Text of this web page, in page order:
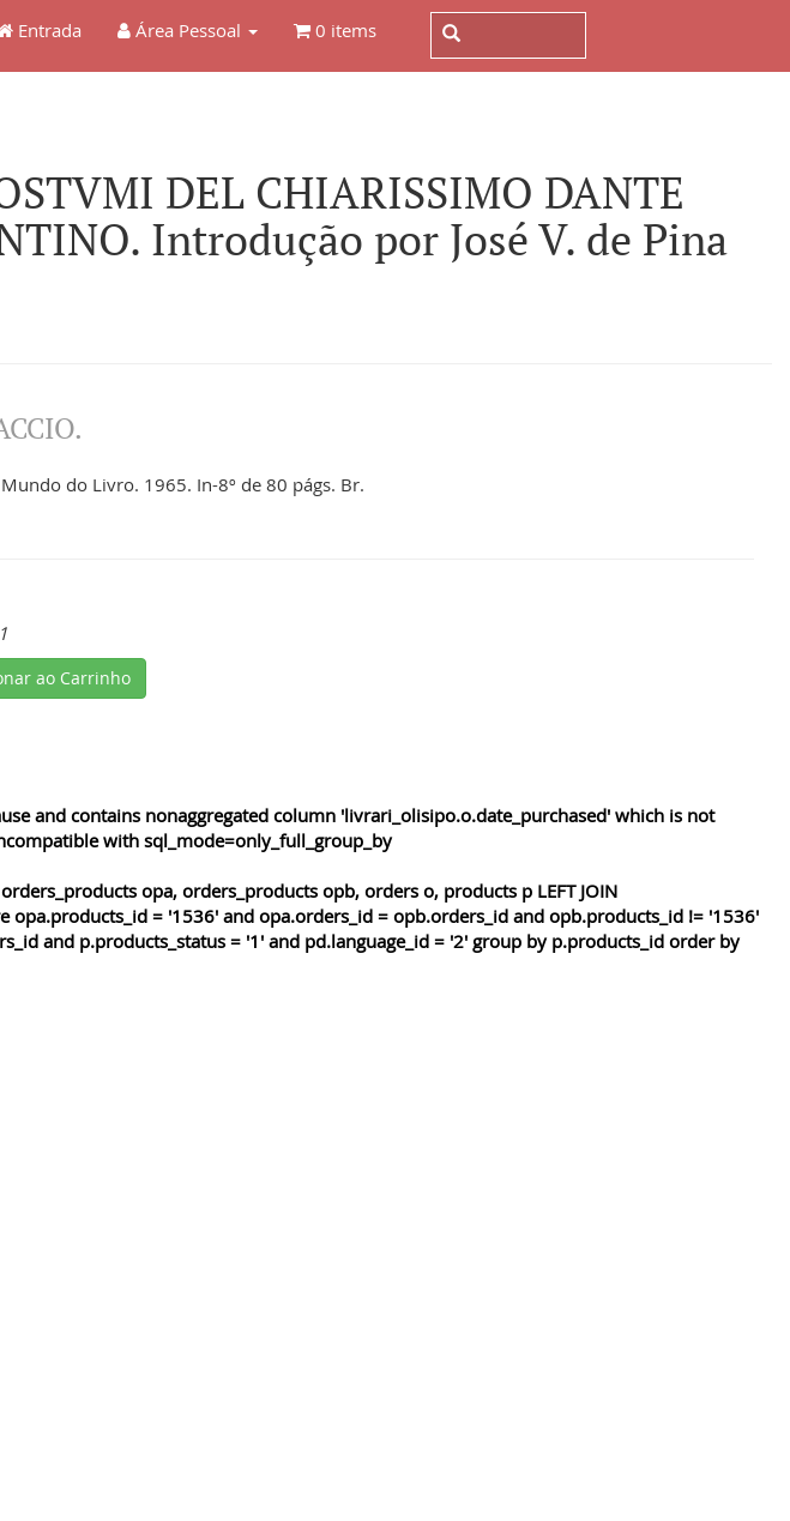
Entrada Área Pessoal 0 items
DEL CHIARISSIMO DANTE
Introdução por José V. de Pina
do Livro. 1965. In-8º de 80 págs. Br.
ao Carrinho
and contains nonaggregated column 'livrari_olisipo.o.date_purchased' which is not
with sql_mode=only_full_group_by
opa, orders_products opb, orders o, products p LEFT JOIN
= '1536' and opa.orders_id = opb.orders_id and opb.products_id != '1536'
and p.products_status = '1' and pd.language_id = '2' group by p.products_id order by